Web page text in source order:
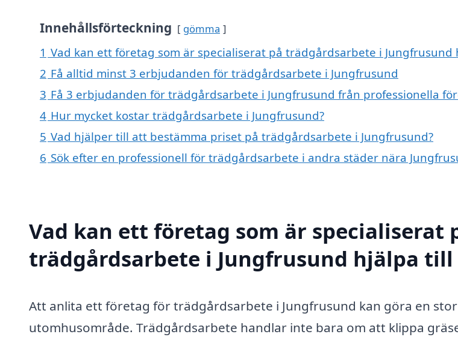
Innehållsförteckning gömma
1 Vad kan ett företag som är specialiserat på trädgårdsarbete i Jungfrusund
2 Få alltid minst 3 erbjudanden för trädgårdsarbete i Jungfrusund
3 Få 3 erbjudanden för trädgårdsarbete i Jungfrusund från professionella
4 Hur mycket kostar trädgårdsarbete i Jungfrusund?
5 Vad hjälper till att bestämma priset på trädgårdsarbete i Jungfrusund?
6 Sök efter en professionell för trädgårdsarbete i andra städer nära
Vad kan ett företag som är specialiserat
trädgårdsarbete i Jungfrusund hjälpa till
Att anlita ett företag för trädgårdsarbete i Jungfrusund kan göra en
utomhusområde. Trädgårdsarbete handlar inte bara om att klippa